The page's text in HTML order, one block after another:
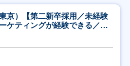
京）【第二新卒採用／未経験
ケティングが経験できる／研